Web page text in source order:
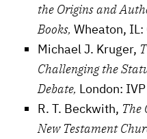
the Origins and
Books, Wheaton,
Michael J. Kruger,
Challenging the
Debate, London:
R. T. Beckwith, The
New Testament